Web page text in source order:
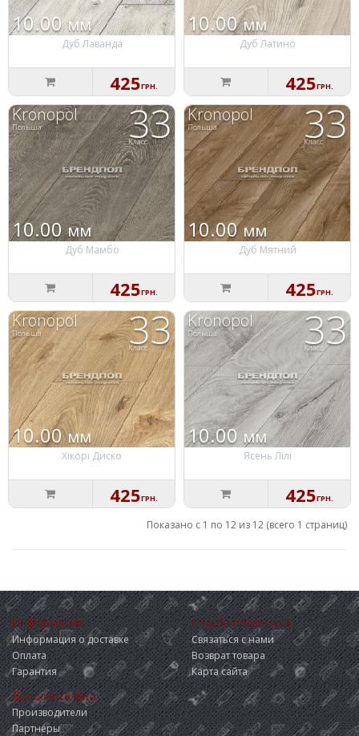
Дуб Лаванда
10.00мм
425ГРН.
Дуб Латино
10.00мм
425ГРН.
Дуб Мамбо
33
Класс
Kronopol
Польша
10.00мм
425ГРН.
Дуб Мятний
33
Класс
Kronopol
Польша
10.00мм
425ГРН.
Хікорі Диско
33
Класс
Kronopol
Польша
10.00мм
425ГРН.
Ясень Лілі
33
Класс
Kronopol
Польша
10.00мм
425ГРН.
Показано с 1 по 12 из 12 (всего 1 страниц)
Информация
Информация о доставке
Оплата
Гарантия
Служба поддержки
Связаться с нами
Возврат товара
Карта сайта
Дополнительно
Производители
Партнёры